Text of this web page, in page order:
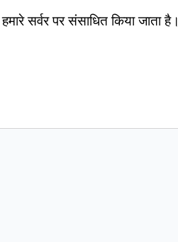
सर्वर पर संसाधित किया जाता है।